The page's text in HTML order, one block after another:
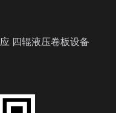
四辊液压卷板设备